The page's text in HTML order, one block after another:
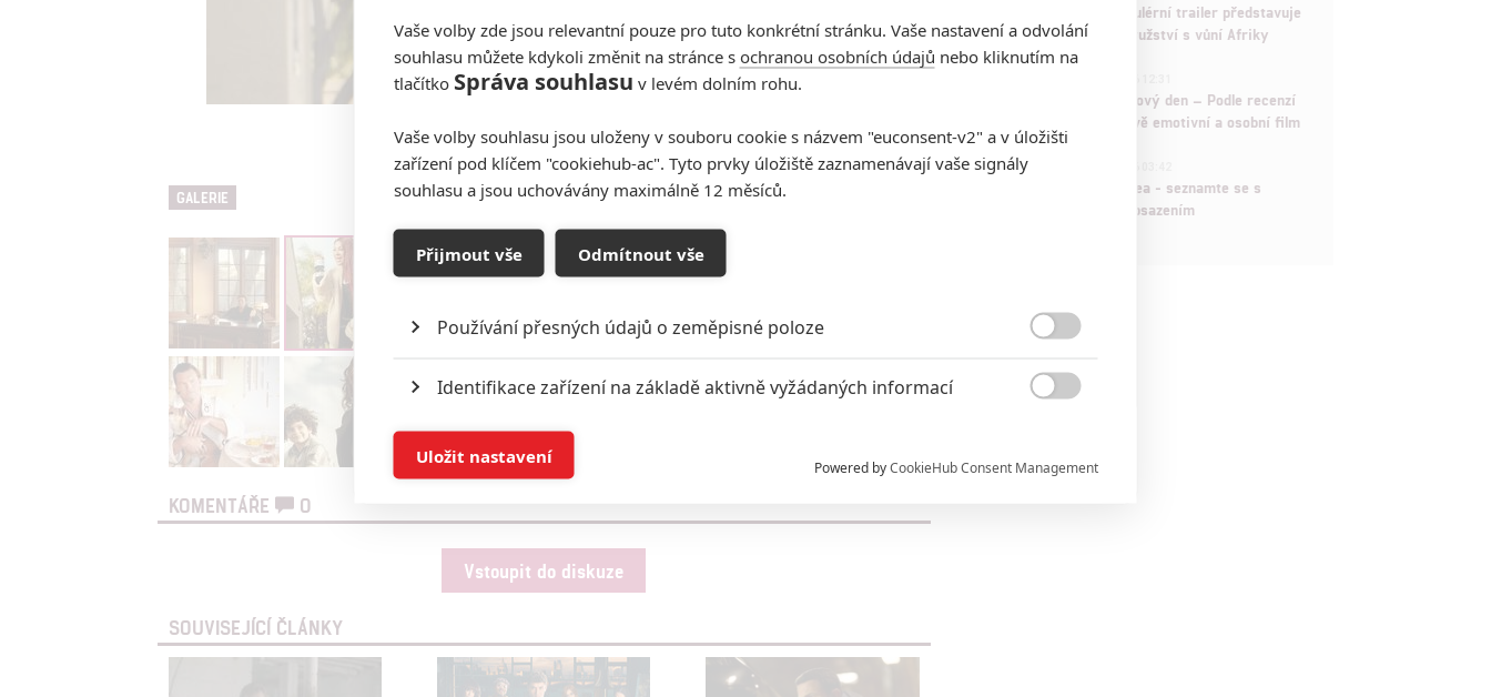
9 Bullets | Fandíme filmu
GALERIE
KOMENTÁŘE 0
Vstoupit do diskuze
SOUVISEJÍCÍ ČLÁNKY
Děti krve a kostí: Regulérní trailer představuje
akční fantasy dobrodružství s vůní Afriky
Spider-Man: Zbrusu nový den – Podle recenzí
máme čekat překvapivě emotivní a osobní film
1
Velké preview: Odyssea - seznamte se s
maximálně nabitým obsazením
Vaše volby zde jsou relevantní pouze pro tuto konkrétní stránku. Vaše nastavení a odvolání
souhlasu můžete kdykoli změnit na stránce s ochranou osobních údajů nebo kliknutím na
tlačítko Správa souhlasu v levém dolním rohu.
Vaše volby souhlasu jsou uloženy v souboru cookie s názvem "euconsent-v2" a v úložišti
zařízení pod klíčem "cookiehub-ac". Tyto prvky úložiště zaznamenávají vaše signály
souhlasu a jsou uchovávány maximálně 12 měsíců.
Přijmout vše Odmítnout vše
Používání přesných údajů o zeměpisné poloze
Identifikace zařízení na základě aktivně vyžádaných informací
Ukládání a/nebo přístup k informacím v zařízení

Personalizovaný obsah, měření obsahu, průzkum publika a vývoj
služeb
Udělením souhlasu s účely a funkcemi zde uvedenými dáváte nám i našim partnerům
možnost: Zajištění bezpečnosti, předcházení a zjišťování podvodů a odstraňování chyb,
Powered byCookieHub Consent Management
Uložit nastavení